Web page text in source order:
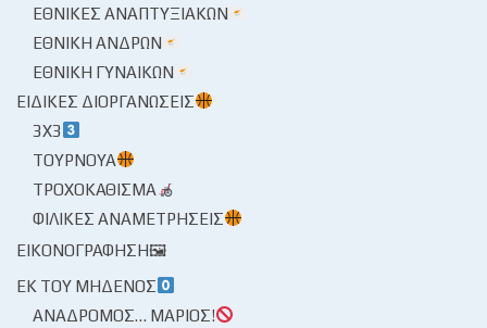
ΕΘΝΙΚΈΣ ΑΝΑΠΤΥΞΙΑΚΏΝ
ΕΘΝΙΚΉ ΑΝΔΡΏΝ
ΕΘΝΙΚΉ ΓΥΝΑΙΚΏΝ
ΕΙΔΙΚΈΣ ΔΙΟΡΓΑΝΏΣΕΙΣ
3X3
ΤΟΥΡΝΟΥΆ
ΤΡΟΧΟΚΆΘΙΣΜΑ
ΦΙΛΙΚΈΣ ΑΝΑΜΕΤΡΉΣΕΙΣ
ΕΙΚΟΝΟΓΡΆΦΗΣΗ🖼
ΕΚ ΤΟΥ ΜΗΔΕΝΌΣ
ΑΝΆΔΡΟΜΟΣ… ΜΆΡΙΟΣ!